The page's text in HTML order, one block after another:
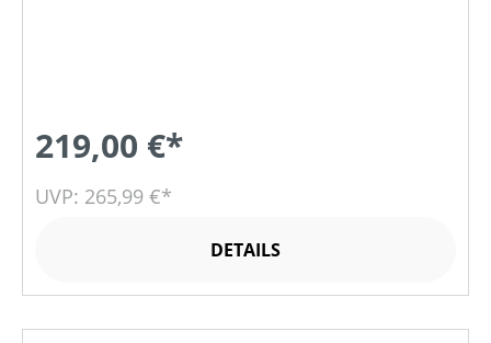
219,00 €*
UVP: 265,99 €*
DETAILS